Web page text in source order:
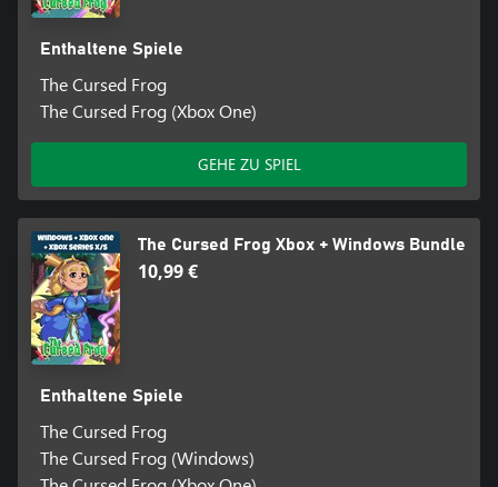
Enthaltene Spiele
The Cursed Frog
The Cursed Frog (Xbox One)
GEHE ZU SPIEL
The Cursed Frog Xbox + Windows Bundle
10,99 €
Enthaltene Spiele
The Cursed Frog
The Cursed Frog (Windows)